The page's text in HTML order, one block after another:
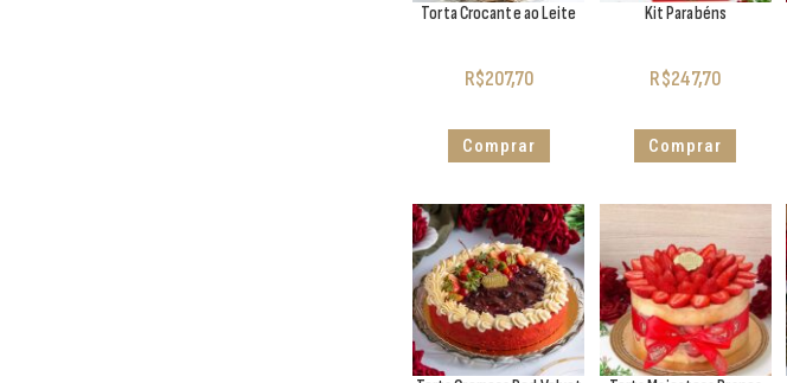
Torta Crocante ao Leite
R$207,70
Comprar
Kit Parabéns
R$247,70
Comprar